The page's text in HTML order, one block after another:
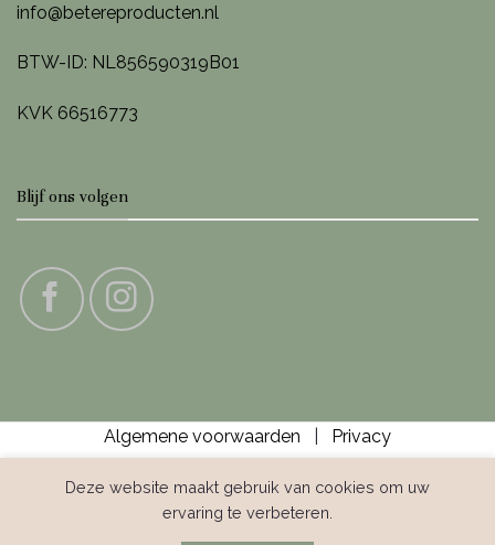
info@betereproducten.nl
BTW-ID: NL856590319B01
KVK 66516773
Blijf ons volgen
Algemene voorwaarden Privacy
Bancontact
Deze website maakt gebruik van cookies om uw
ervaring te verbeteren.